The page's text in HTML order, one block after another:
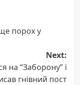
порох у
Next:
на “Заборону” і
гнівний пост